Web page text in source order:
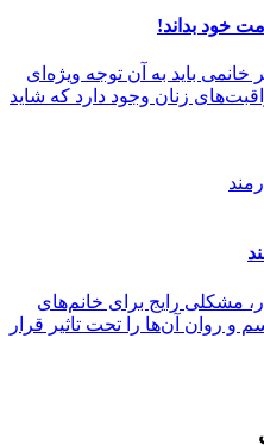
خود بداند!
باید به آن توجه ویژه‌ای
زنان وجود دارد که شاید
مشکلی رایج برای خانم‌های
روان آن‌ها را تحت تاثیر قرار